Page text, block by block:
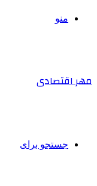
منو
مهر اقتصادی
جستجو برای